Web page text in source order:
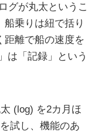
グが丸太というこ
乗りは紐で括り
距離で船の速度を
は「記録」という
(log) を2カ月ほ
試し、機能のあ